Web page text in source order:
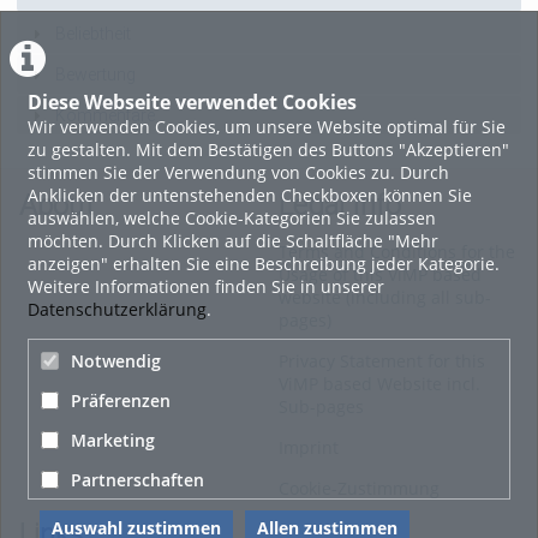
Diese Webseite verwendet Cookies
Wir verwenden Cookies, um unsere Website optimal für Sie
zu gestalten. Mit dem Bestätigen des Buttons "Akzeptieren"
stimmen Sie der Verwendung von Cookies zu. Durch
Anklicken der untenstehenden Checkboxen können Sie
auswählen, welche Cookie-Kategorien Sie zulassen
möchten. Durch Klicken auf die Schaltfläche "Mehr
anzeigen" erhalten Sie eine Beschreibung jeder Kategorie.
Weitere Informationen finden Sie in unserer
Datenschutzerklärung.
Notwendig
Präferenzen
Marketing
Partnerschaften
Auswahl zustimmen Allen zustimmen
Kommentare
About Legal Info
Terms and Conditions for the
Usage of this ViMP based
website (including all sub-